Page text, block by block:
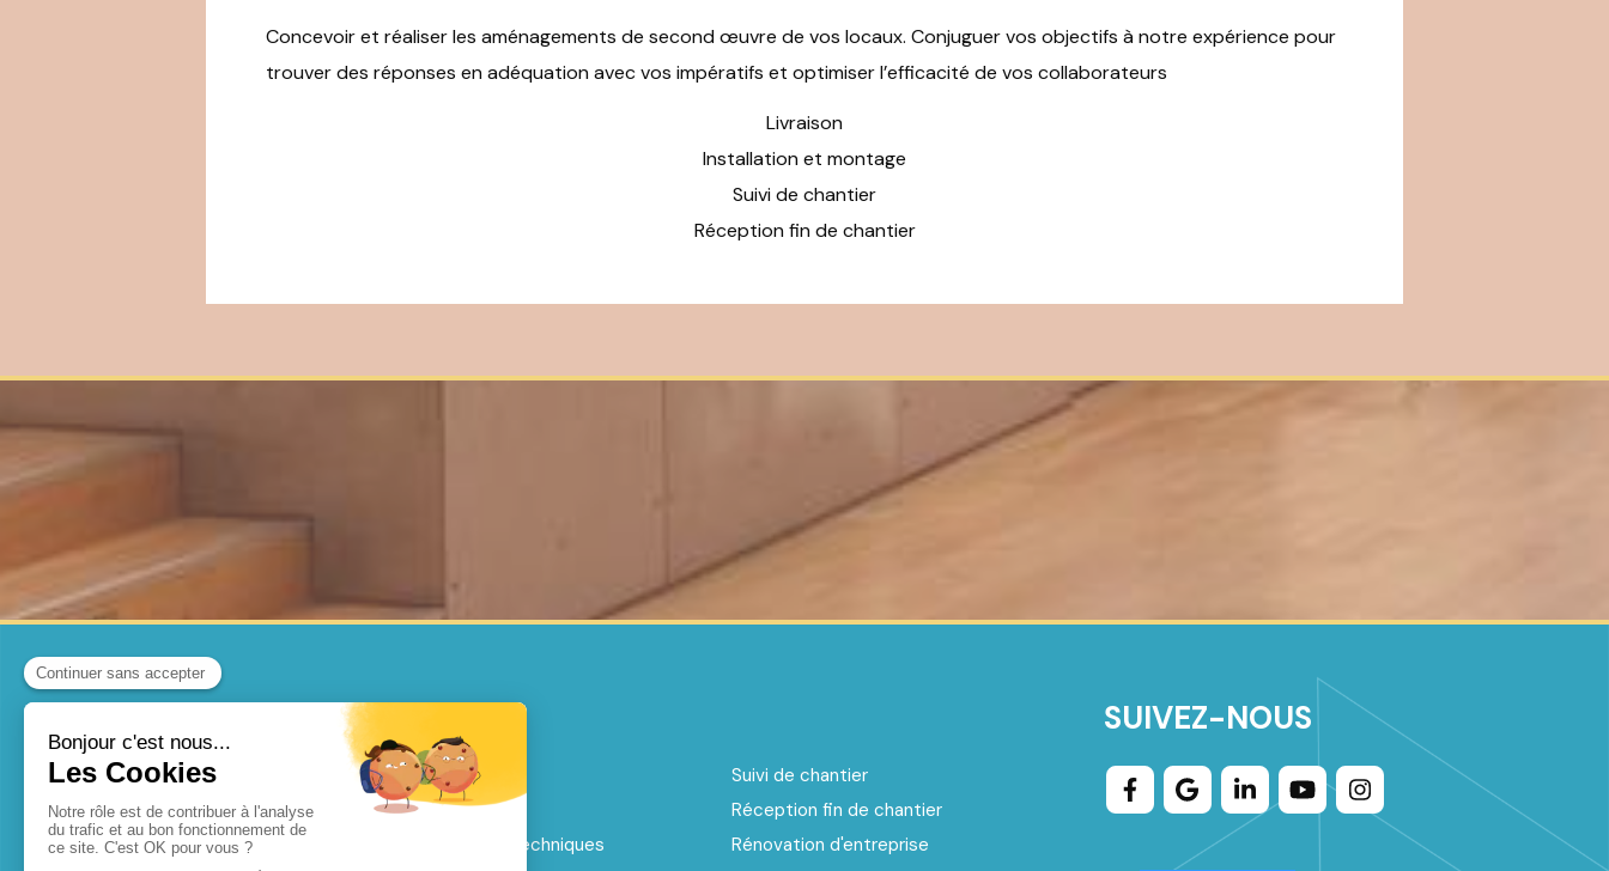
Concevoir et réaliser les aménagements de second œuvre de vos locaux. Conjuguer vos objectifs à notre expérience pour
trouver des réponses en adéquation avec vos impératifs et optimiser l’efficacité de vos collaborateurs
Livraison
Installation et montage
Suivi de chantier
Réception fin de chantier
AMETCO
67, avenue de Verdun
77470 TRILPORT
Afficher le téléphone
SERVICES
Solution clé en main
Interlocuteur unique
Conseils et études techniques
Suivi de chantier
Réception fin de chantier
Rénovation d'entreprise
SUIVEZ-NOUS